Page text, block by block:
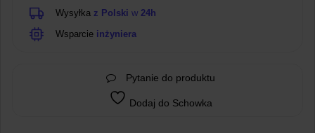
Wysyłka z Polski w 24h
Wsparcie inżyniera
Pytanie do produktu
Dodaj do Schowka